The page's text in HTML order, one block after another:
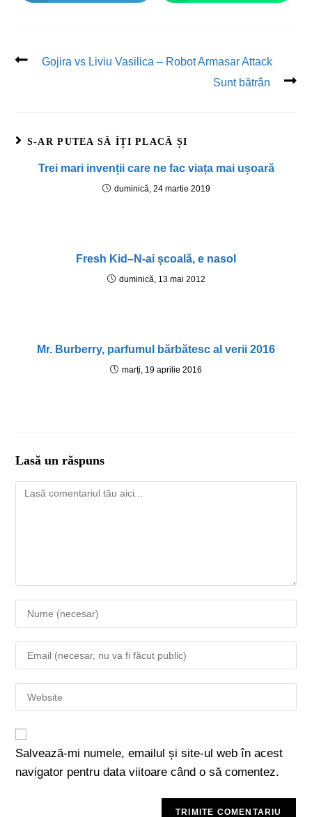
Gojira vs Liviu Vasilica – Robot Armasar Attack
Sunt bătrân
S-AR PUTEA SĂ ÎȚI PLACĂ ȘI
Trei mari invenții care ne fac viața mai ușoară
duminică, 24 martie 2019
Fresh Kid–N-ai școală, e nasol
duminică, 13 mai 2012
Mr. Burberry, parfumul bărbătesc al verii 2016
marți, 19 aprilie 2016
Lasă un răspuns
Salvează-mi numele, emailul și site-ul web în acest
navigator pentru data viitoare când o să comentez.